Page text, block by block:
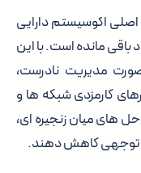
اکوسیستم دارایی
مانده است. با این
مدیریت نادرست،
کارمزدی شبکه ها و
هایی مانند لایه 2 و راه حل های میان زنجیره ای،
توجهی کاهش دهند.